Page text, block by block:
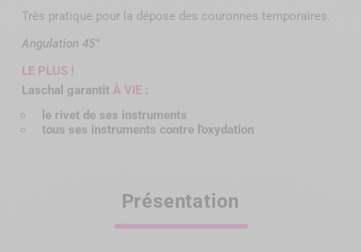
Très pratique pour la dépose des couronnes temporaires.
Angulation 45°
LE PLUS !
Laschal garantit À VIE :
le rivet de ses instruments
tous ses instruments contre l'oxydation
Présentation